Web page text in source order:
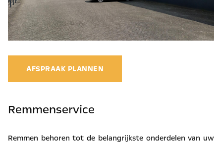
AFSPRAAK PLANNEN
Remmenservice
Remmen behoren tot de belangrijkste onderdelen van uw